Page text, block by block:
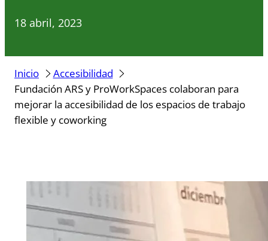
18 abril, 2023
Inicio
Accesibilidad
Fundación ARS y ProWorkSpaces colaboran para
mejorar la accesibilidad de los espacios de trabajo
flexible y coworking